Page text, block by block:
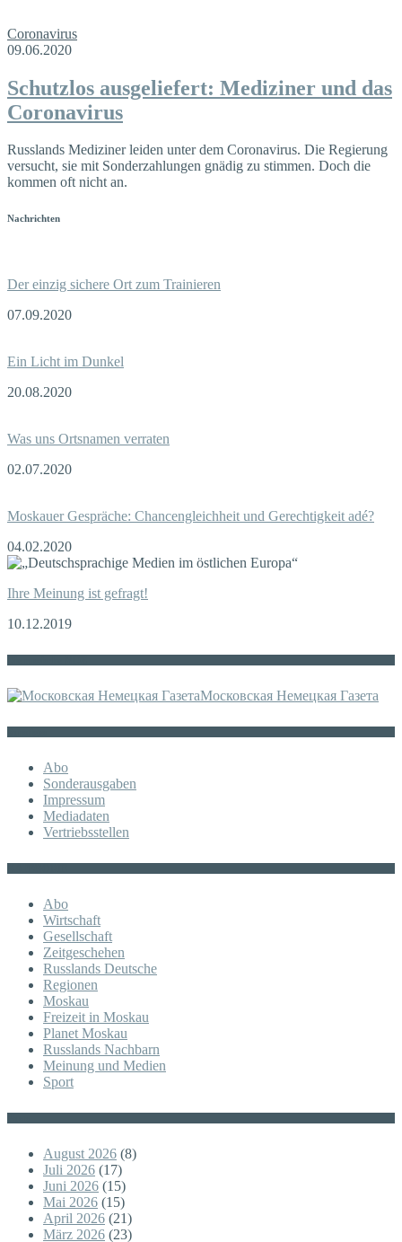
Coronavirus
09.06.2020
Schutzlos ausgeliefert: Mediziner und das
Coronavirus
Russlands Mediziner leiden unter dem Coronavirus. Die Regierung
versucht, sie mit Sonderzahlungen gnädig zu stimmen. Doch die
kommen oft nicht an.
Nachrichten
Der einzig sichere Ort zum Trainieren
07.09.2020
Ein Licht im Dunkel
20.08.2020
Was uns Ortsnamen verraten
02.07.2020
Moskauer Gespräche: Chancengleichheit und Gerechtigkeit adé?
04.02.2020
Ihre Meinung ist gefragt!
10.12.2019
Московская Немецкая Газета
Abo
Sonderausgaben
Impressum
Mediadaten
Vertriebsstellen
Abo
Wirtschaft
Gesellschaft
Zeitgeschehen
Russlands Deutsche
Regionen
Moskau
Freizeit in Moskau
Planet Moskau
Russlands Nachbarn
Meinung und Medien
Sport
August 2026 (8)
Juli 2026 (17)
Juni 2026 (15)
Mai 2026 (15)
April 2026 (21)
März 2026 (23)